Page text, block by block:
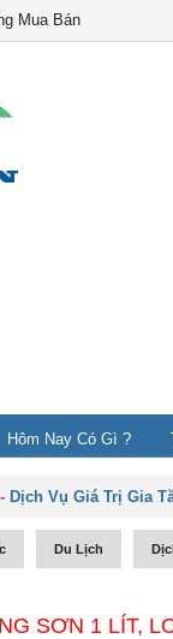
Mua Bán
Hôm Nay Có Gì ?
- Dịch Vụ Giá Trị Gia
Du Lịch
SƠN 1 LÍT,